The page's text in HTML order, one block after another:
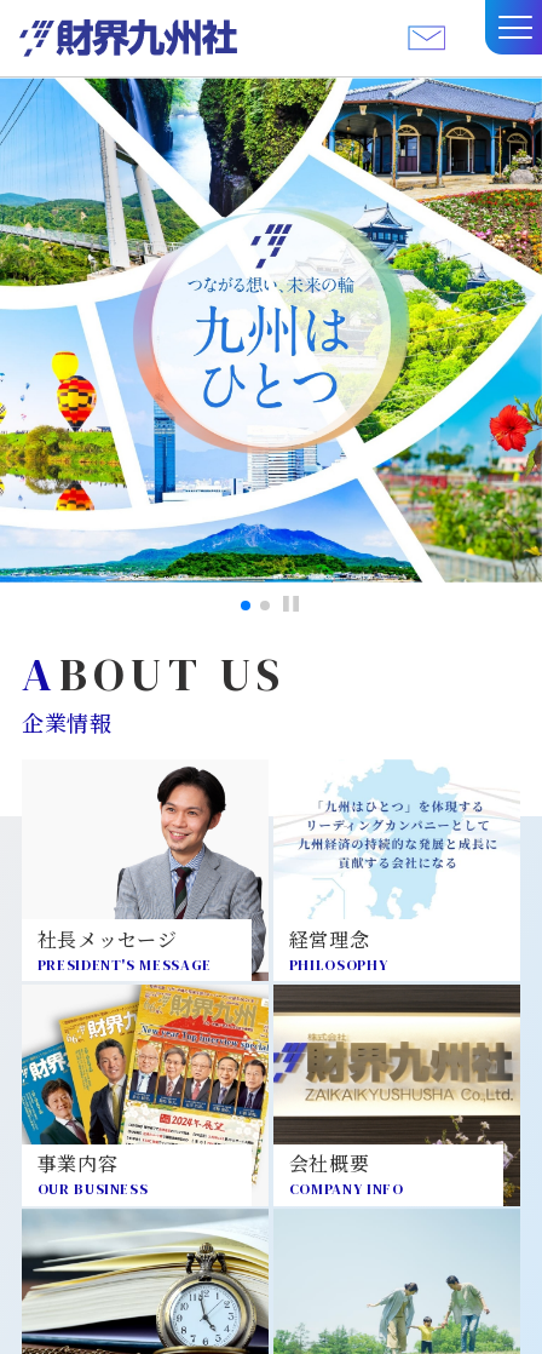
ABOUT US
企業情報
社長メッセージ
PRESIDENT'S MESSAGE
経営理念
PHILOSOPHY
事業内容
OUR BUSINESS
会社概要
COMPANY INFO